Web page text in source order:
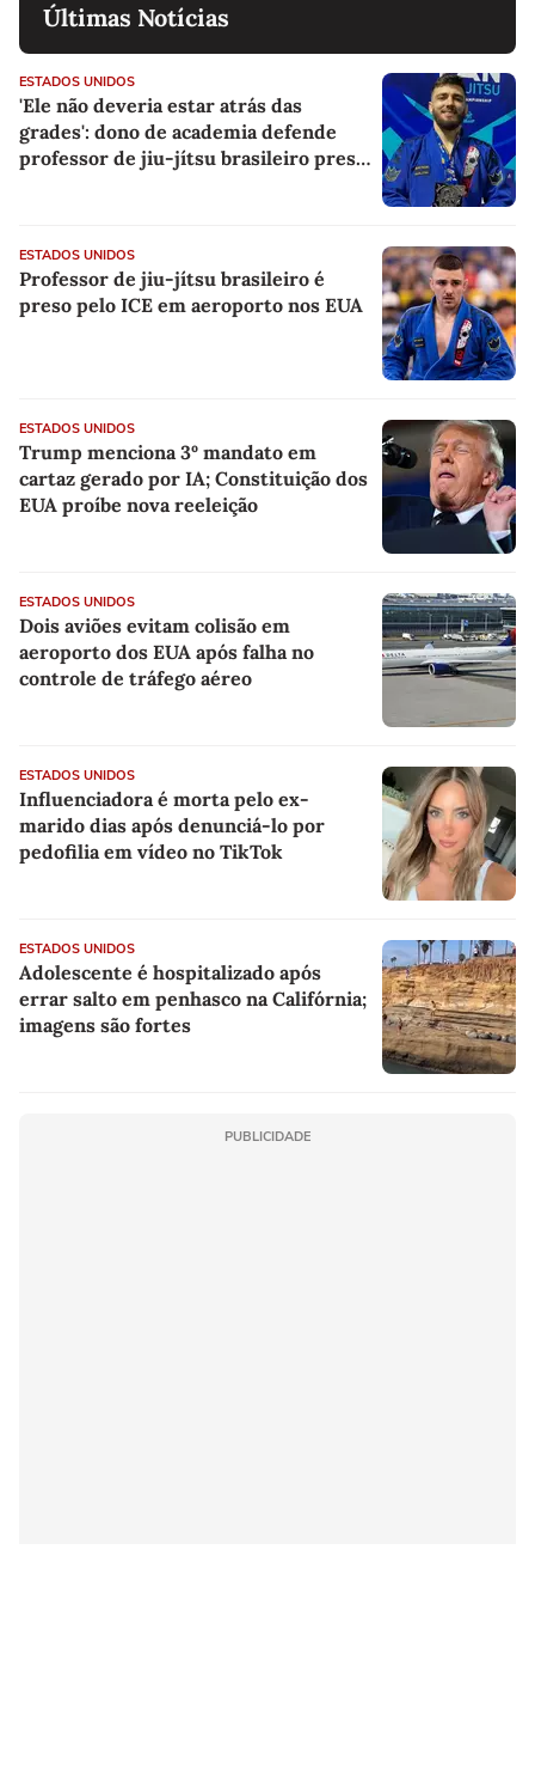
Últimas Notícias
ESTADOS UNIDOS
'Ele não deveria estar atrás das
grades': dono de academia defende
professor de jiu-jítsu brasileiro preso
ESTADOS UNIDOS
Professor de jiu-jítsu brasileiro é
preso pelo ICE em aeroporto nos EUA
ESTADOS UNIDOS
Trump menciona 3º mandato em
cartaz gerado por IA; Constituição dos
EUA proíbe nova reeleição
ESTADOS UNIDOS
Dois aviões evitam colisão em
aeroporto dos EUA após falha no
controle de tráfego aéreo
ESTADOS UNIDOS
Influenciadora é morta pelo ex-
marido dias após denunciá-lo por
pedofilia em vídeo no TikTok
ESTADOS UNIDOS
Adolescente é hospitalizado após
errar salto em penhasco na Califórnia;
imagens são fortes
PUBLICIDADE